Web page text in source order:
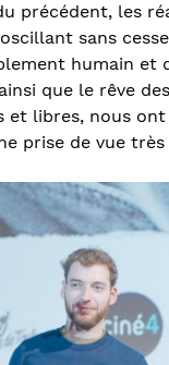
précédent, les
sans
humain et
que le rêve
et libres, nous
prise de vue